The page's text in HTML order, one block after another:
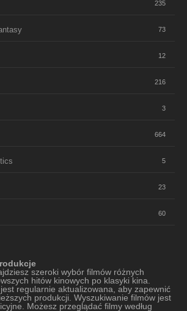
235
73
12
216
3
664
5
23
60
szeroki wybór filmów różnych
hitów kinowych po klasyki kina.
regularnie aktualizowana, aby zapewnić
produkcji. Wyszukiwanie filmów jest
Możesz przeglądać filmy według